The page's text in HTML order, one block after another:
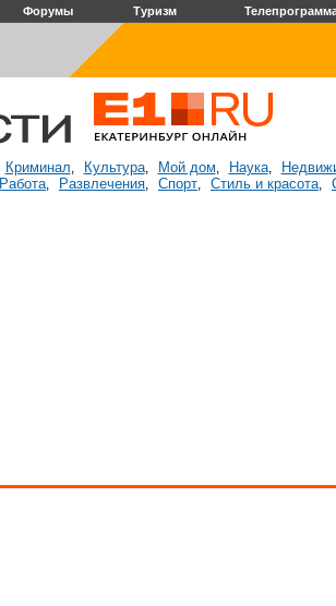
Форумы Туризм
Криминал, Культура, Мой дом, Наука,
Работа, Развлечения, Спорт, Стиль и красота,